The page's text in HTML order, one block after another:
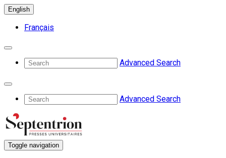
English
Français
Advanced Search
Advanced Search
Toggle navigation